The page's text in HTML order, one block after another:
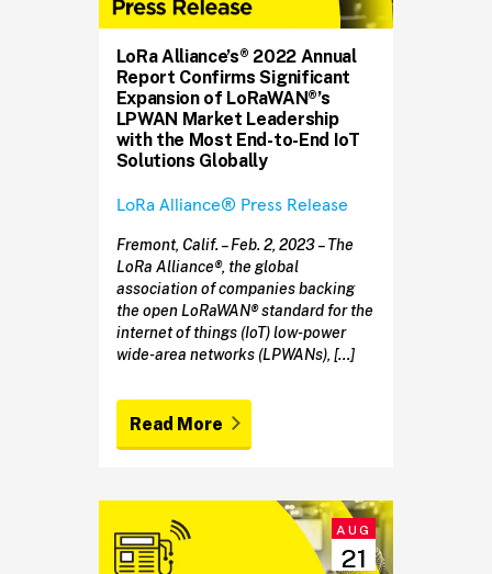
LoRa Alliance’s® 2022 Annual
Report Confirms Significant
Expansion of LoRaWAN®’s
LPWAN Market Leadership
with the Most End-to-End IoT
Solutions Globally
LoRa Alliance® Press Release
Fremont, Calif. – Feb. 2, 2023 – The
LoRa Alliance®, the global
association of companies backing
the open LoRaWAN® standard for the
internet of things (IoT) low-power
wide-area networks (LPWANs), […]
Read More
AUG
21